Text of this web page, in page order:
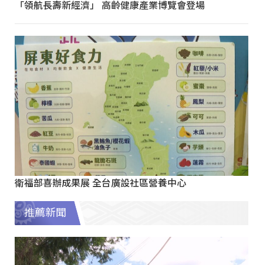
「領航長壽新經濟」 高齡健康產業博覽會登場
衛福部喜辦成果展 全台廣設社區營養中心
推薦新聞